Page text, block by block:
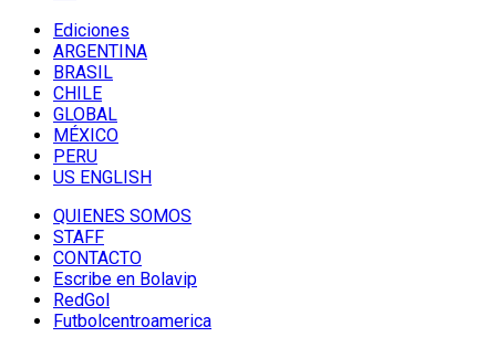
Ediciones
ARGENTINA
BRASIL
CHILE
GLOBAL
MÉXICO
PERU
US ENGLISH
QUIENES SOMOS
STAFF
CONTACTO
Escribe en Bolavip
RedGol
Futbolcentroamerica